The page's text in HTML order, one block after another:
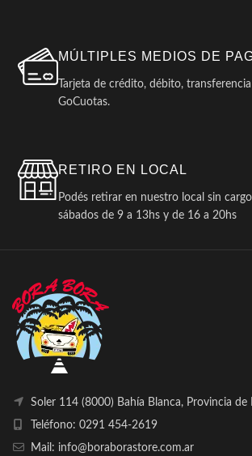
MÚLTIPLES MEDIOS DE
Tarjeta de crédito, débito,
GoCuotas.
RETIRO EN LOCAL
Podés retirar en nuestro local sin
sábados de 9 a 13hs y de 16 a 20hs
Soler 114 (8000) Bahía Blanca, Provincia de
Teléfono: 0291 454-2619
Mail: info@boraborastore.com.ar